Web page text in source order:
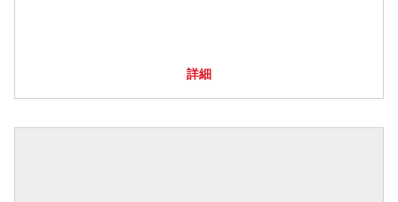
詳細